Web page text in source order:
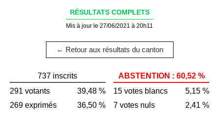
RÉSULTATS COMPLETS
Mis à jour le 27/06/2021 à 20h11
← Retour aux résultats du canton
737 inscrits
291 votants
39,48 %
269 exprimés
36,50 %
ABSTENTION : 60,52 %
15 votes blancs
5,15 %
7 votes nuls
2,41 %